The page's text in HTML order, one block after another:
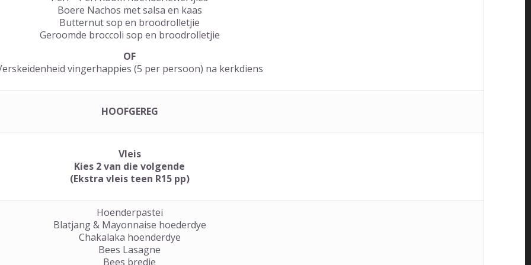
Boere Nachos met salsa en kaas
Butternut sop en broodrolletjie
Geroomde broccoli sop en broodrolletjie
OF
vingerhappies (5 per persoon) na kerkdiens
HOOFGEREG
Vleis
Kies 2 van die volgende
(Ekstra vleis teen R15 pp)
Hoenderpastei
Blatjang & Mayonnaise hoederdye
Chakalaka hoenderdye
Bees Lasagne
Bees bredie